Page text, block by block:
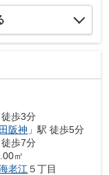
徒歩3分
阪神 」駅 徒歩5分
徒歩7分
㎡
老江 ５丁目